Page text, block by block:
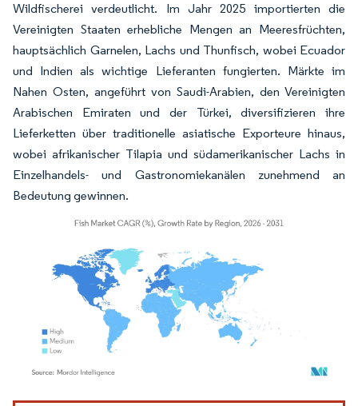
Wildfischerei verdeutlicht. Im Jahr 2025 importierten die
Vereinigten Staaten erhebliche Mengen an Meeresfrüchten,
hauptsächlich Garnelen, Lachs und Thunfisch, wobei Ecuador
und Indien als wichtige Lieferanten fungierten. Märkte im
Nahen Osten, angeführt von Saudi-Arabien, den Vereinigten
Arabischen Emiraten und der Türkei, diversifizieren ihre
Lieferketten über traditionelle asiatische Exporteure hinaus,
wobei afrikanischer Tilapia und südamerikanischer Lachs in
Einzelhandels- und Gastronomiekanälen zunehmend an
Bedeutung gewinnen.
Bild © Mordor Intelligence. Wiederverwendung erfordert Namensnennung gemäß